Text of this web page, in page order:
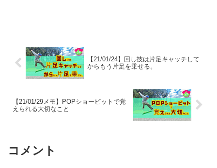
【21/01/24】回し技は片足キャッチして
からもう片足を乗せる。
【21/01/29メモ】POPショービットで覚
えられる大切なこと
コメント